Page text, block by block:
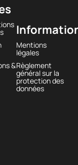
Mentions
légales
Règlement
général sur la
protection des
données
&